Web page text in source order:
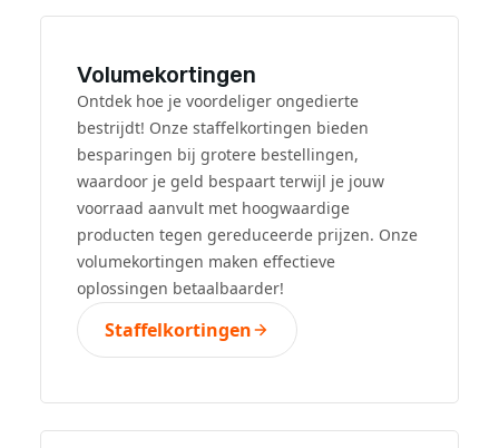
Volumekortingen
Ontdek hoe je voordeliger ongedierte
bestrijdt! Onze staffelkortingen bieden
besparingen bij grotere bestellingen,
waardoor je geld bespaart terwijl je jouw
voorraad aanvult met hoogwaardige
producten tegen gereduceerde prijzen. Onze
volumekortingen maken effectieve
oplossingen betaalbaarder!
Staffelkortingen